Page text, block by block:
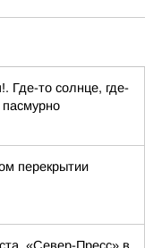
Где-то солнце, где-
перекрытии